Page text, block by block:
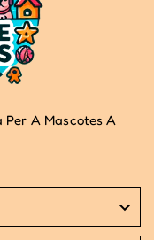
Per A Mascotes A
